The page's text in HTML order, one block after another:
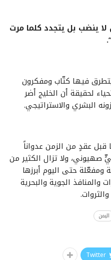
ينضب بل يتجدد كلما مرت
فيها كتّاب ومفكرون
لحقيقة أن الخليج أضر
البشري والاستراتيجي.
قبل عقدٍ من الزمن عدواناً
صهيوني، ولا تزال الكثير من
ومفعّلة حتى اليوم أبرزها
والمنافذ الجوية والبحرية
اليمن
Twitter